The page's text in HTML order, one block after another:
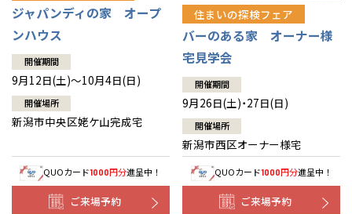
ジャパンディの家 オープ
ンハウス
開催期間
9月12日(土)～10月4日(日)
開催場所
新潟市中央区姥ケ山完成宅
QUOカード1000円分進呈中！
ご来場予約
住まいの探検フェア
バーのある家 オーナー様
宅見学会
開催期間
9月26日(土)・27日(日)
開催場所
新潟市西区オーナー様宅
QUOカード1000円分進呈中！
ご来場予約